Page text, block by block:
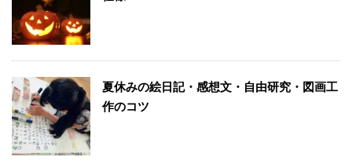
夏休みの絵日記・感想文・自由研究・図画工
作のコツ